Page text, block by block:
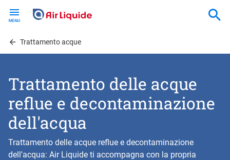
contentTrattamento acque
Trattamento delle acque
reflue e decontaminazione
dell'acqua
Trattamento delle acque reflue e decontaminazione
dell'acqua: Air Liquide ti accompagna con la propria